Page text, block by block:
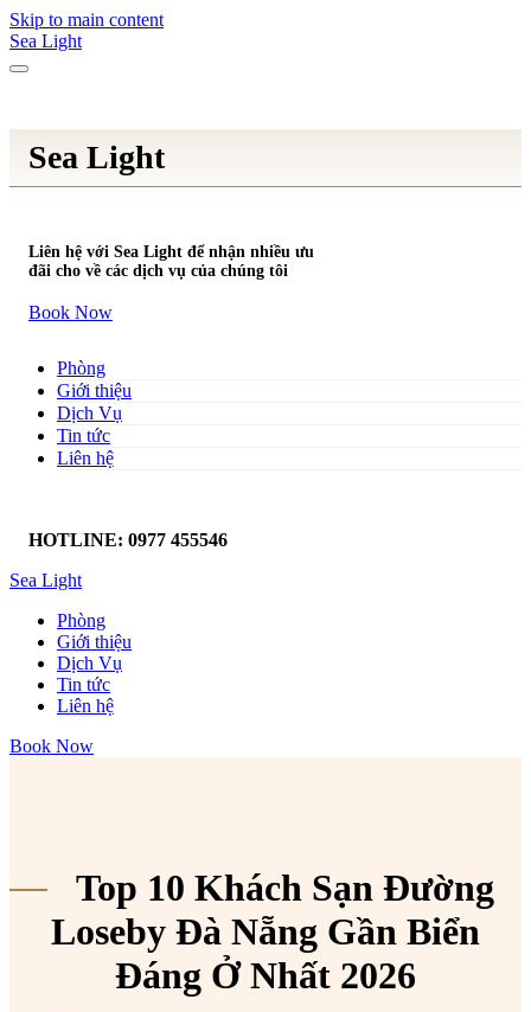
Skip to main content
Sea Light
Sea Light
Liên hệ với Sea Light để nhận nhiều ưu
đãi cho về các dịch vụ của chúng tôi
Book Now
Phòng
Giới thiệu
Dịch Vụ
Tin tức
Liên hệ
HOTLINE: 0977 455546
Sea Light
Phòng
Giới thiệu
Dịch Vụ
Tin tức
Liên hệ
Book Now
Top 10 Khách Sạn Đường
Loseby Đà Nẵng Gần Biển
Đáng Ở Nhất 2026